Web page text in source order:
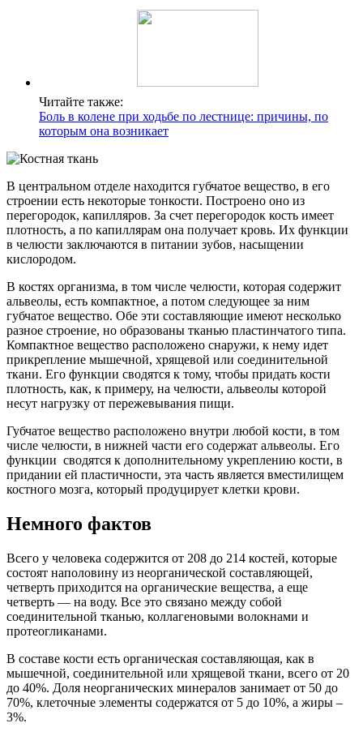
Читайте также:
Боль в колене при ходьбе по лестнице: причины, по
которым она возникает
В центральном отделе находится губчатое вещество, в его
строении есть некоторые тонкости. Построено оно из
перегородок, капилляров. За счет перегородок кость имеет
плотность, а по капиллярам она получает кровь. Их функции
в челюсти заключаются в питании зубов, насыщении
кислородом.
В костях организма, в том числе челюсти, которая содержит
альвеолы, есть компактное, а потом следующее за ним
губчатое вещество. Обе эти составляющие имеют несколько
разное строение, но образованы тканью пластинчатого типа.
Компактное вещество расположено снаружи, к нему идет
прикрепление мышечной, хрящевой или соединительной
ткани. Его функции сводятся к тому, чтобы придать кости
плотность, как, к примеру, на челюсти, альвеолы которой
несут нагрузку от пережевывания пищи.
Губчатое вещество расположено внутри любой кости, в том
числе челюсти, в нижней части его содержат альвеолы. Его
функции сводятся к дополнительному укреплению кости, в
придании ей пластичности, эта часть является вместилищем
костного мозга, который продуцирует клетки крови.
Немного фактов
Всего у человека содержится от 208 до 214 костей, которые
состоят наполовину из неорганической составляющей,
четверть приходится на органические вещества, а еще
четверть — на воду. Все это связано между собой
соединительной тканью, коллагеновыми волокнами и
протеогликанами.
В составе кости есть органическая составляющая, как в
мышечной, соединительной или хрящевой ткани, всего от 20
до 40%. Доля неорганических минералов занимает от 50 до
70%, клеточные элементы содержатся от 5 до 10%, а жиры –
3%.